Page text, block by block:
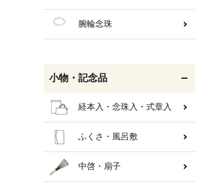
腕輪念珠
小物・記念品
経本入・念珠入・式章入
ふくさ・風呂敷
中啓・扇子